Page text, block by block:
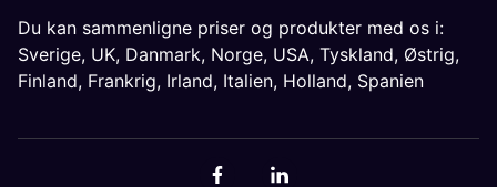
Du kan sammenligne priser og produkter med os i:
Sverige, UK, Danmark, Norge, USA, Tyskland, Østrig,
Finland, Frankrig, Irland, Italien, Holland, Spanien